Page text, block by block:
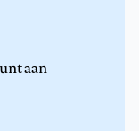
aan